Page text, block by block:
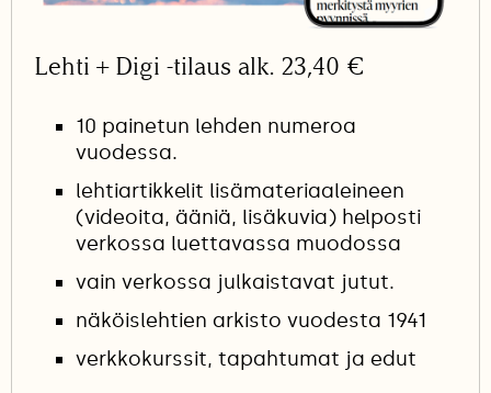
Lehti + Digi -tilaus alk. 23,40 €
10 painetun lehden numeroa
vuodessa.
lehtiartikkelit lisämateriaaleineen
(videoita, ääniä, lisäkuvia) helposti
verkossa luettavassa muodossa
vain verkossa julkaistavat jutut.
näköislehtien arkisto vuodesta 1941
verkkokurssit, tapahtumat ja edut